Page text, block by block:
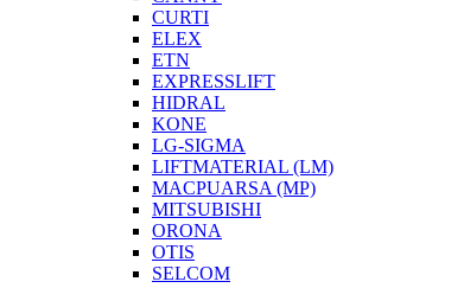
CURTI
ELEX
ETN
EXPRESSLIFT
HIDRAL
KONE
LG-SIGMA
LIFTMATERIAL (LM)
MACPUARSA (MP)
MITSUBISHI
ORONA
OTIS
SELCOM